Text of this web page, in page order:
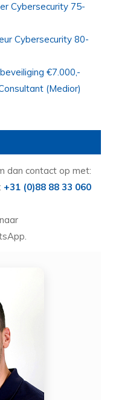
Cybersecurity 75-
Cybersecurity 80-
€7.000,-
(Medior)
dan contact op met:
+31 (0)88 88 33 060